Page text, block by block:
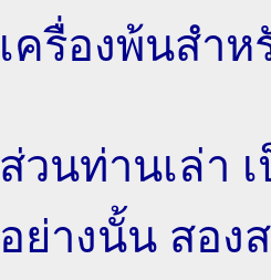
เครื่องพ้นสำ
ส่วนท่านเล่า
อย่างนั้น สอง